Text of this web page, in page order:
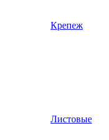
Крепеж
Листовые